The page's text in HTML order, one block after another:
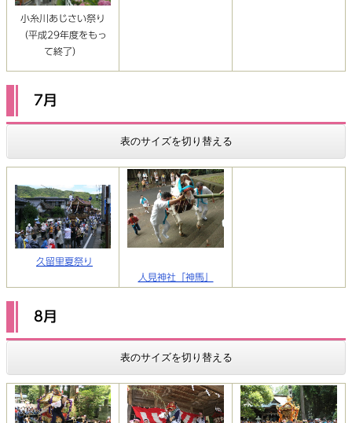
小糸川あじさい祭り
（平成29年度をもっ
て終了）
7月
表のサイズを切り替える
久留里夏祭り
人見神社「神馬」
8月
表のサイズを切り替える